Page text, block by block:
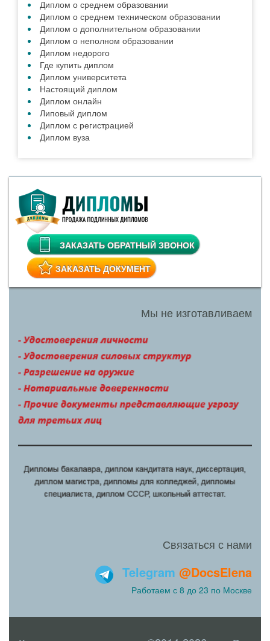
Диплом о среднем образовании
Диплом о среднем техническом образовании
Диплом о дополнительном образовании
Диплом о неполном образовании
Диплом недорого
Где купить диплом
Диплом университета
Настоящий диплом
Диплом онлайн
Липовый диплом
Диплом с регистрацией
Диплом вуза
ЗАКАЗАТЬ ОБРАТНЫЙ ЗВОНОК
ЗАКАЗАТЬ ДОКУМЕНТ
Мы не изготавливаем
Связаться с нами
Telegram @DocsElena
Работаем с 8 до 23 по Москве